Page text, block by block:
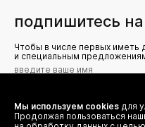
подпишитесь
Чтобы в числе первых иметь
и специальным
Я даю согласие на сбор,
персональных данных
рекламных и
Мы используем cookies для
Продолжая пользоваться